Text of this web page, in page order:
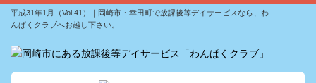
平成31年1月（Vol.41）｜岡崎市・幸田町で放課後等デイサービスなら、わ
んぱくクラブへお越し下さい。
わんぱくサポートメソッドについて
サービス案内